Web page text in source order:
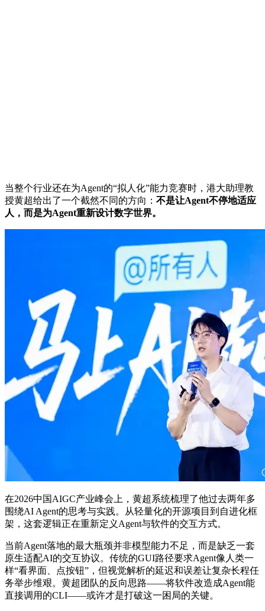
当整个行业还在为Agent的“拟人化”能力竞赛时，港大助理教
授黄超给出了一个截然不同的方向： 不是让Agent不停地适应
人，而是为Agent重新设计数字世界。
在2026中国AIGC产业峰会上，黄超系统梳理了他过去两年多
围绕AI Agent的思考与实践。从轻量化的开源项目到自进化框
架，这套逻辑正在重新定义Agent与软件的交互方式。
当前Agent落地的最大瓶颈并非模型能力不足，而是缺乏一套
原生适配AI的交互协议。传统的GUI路径要求Agent像人类一
样“看界面、点按钮”，但视觉解析的延迟和误差让复杂长程任
务举步维艰。黄超团队的反向思路——将软件改造成Agent能
直接调用的CLI——或许才是打破这一困局的关键。